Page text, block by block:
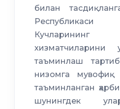
билан
хизматчиларини
таъминлаш
низомга
таъминланган
шунингдек